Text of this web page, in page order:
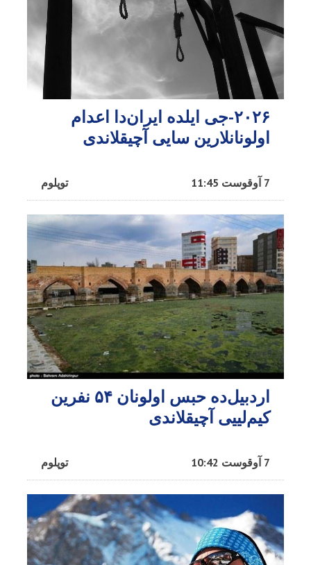
۲۰۲۶-جی ایلده ایران‌دا اعدام
اولونانلارین سایی آچیقلاندی
توپلوم 7 آوقوست 11:45
اردبیل‌ده حبس اولونان ۵۴ نفرین
کیم‌لییی آچیقلاندی
توپلوم 7 آوقوست 10:42